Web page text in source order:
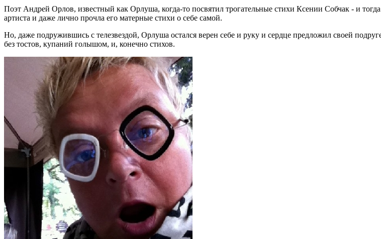
Поэт Андрей Орлов, известный как Орлуша, когда-то посвятил трогательные стихи Ксении Собчак - и
артиста и даже лично прочла его матерные стихи о себе самой.
Но, даже подружившись с телезвездой, Орлуша остался верен себе и руку и сердце предложил своей
без тостов, купаний голышом, и, конечно стихов.